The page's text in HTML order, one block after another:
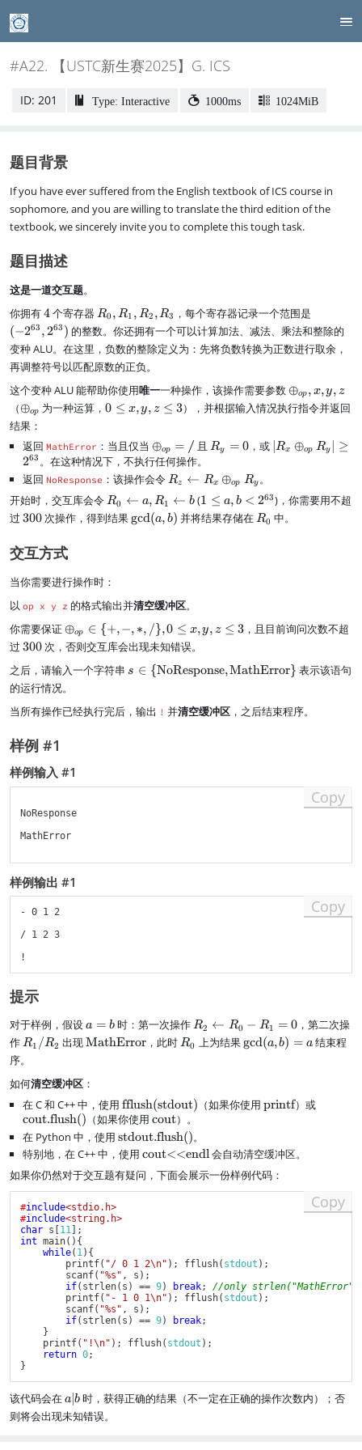
#A22. 【USTC新生赛2025】G. ICS
ID: 201 Type: Interactive 1000ms 1024MiB
题目背景
If you have ever suffered from the English textbook of ICS course in
sophomore, and you are willing to translate the third edition of the
textbook, we sincerely invite you to complete this tough task.
题目描述
这是一道交互题。
你拥有4
4个寄存器R
_
0,
R
_
1,
R
_
R
_
3
R0 , R1 , R2 , R3 ，每个寄存器记录一个范围是
-
2
^
3
}
3
(−263 ,263 ) 的整数。你还拥有一个可以计算加法、减法、乘法和整除的
变种 ALU。在这里，负数的整除定义为：先将负数转换为正数进行取余，
再调整符号以匹配原数的正负。
这个变种 ALU 能帮助你使用唯一一种操作，该操作需要参数 \
o
p
u
o
z
⊕op , x,y, z
（\
o
p
l
u
s
_
{
o
}
⊕op 为一种运算，0
e
x
,
y
,
z
3
0 ≤ x,y, z ≤ 3），并根据输入情况执行指令并返回
结果：
返回 MathError ：当且仅当 \
o
p
l
u
s
=
\
t
e
x
t
f
⊕op = / 且R
y
=
0
Ry = 0 ，或 |
\
o
o
p
R
_
\
∣Rx ⊕op Ry
≥
263 。在这种情况下，不执行任何操作。
返回 NoResponse ：该操作会令R
z
\l
w
R
_
x
\
l
o
Rz ← Rx ⊕op Ry 。
开始时，交互库会令R
_
0
a
rr
o
w
a,
_
ef
w
R0 ← a, R1 ← b (1
\l
e
6
1 ≤ a, b < 263)，你需要用不超
过3
0
300次操作，得到结果\
,
)
gcd(a, b) 并将结果存储在 R
R0 中。
交互方式
当你需要进行操作时：
以op x y z 的格式输出并清空缓冲区。
你需要保证 \
o
p
l
_
}
\i
\
{
,-
,/
x,
\l
e
3
⊕op ∈ {+, −, ∗, /},0 ≤ x, y, z ≤ 3，且目前询问次数不超
过3
0
300次，否则交互库会出现未知错误。
之后，请输入一个字符串s\
{
o
te
h
}
\
s ∈ {NoResponse,MathError} 表示该语句
的运行情况。
当所有操作已经执行完后，输出 ! 并清空缓冲区 ，之后结束程序。
样例 #1
样例输入 #1
NoResponse
MathError
Copy
样例输出 #1
- 0 1 2
/ 1 2 3
Copy
提示
对于样例，假设a
=
a = b时：第一次操作 R
2
t
a
o
w
R
_
1
=
0
R2 ← R0 − R1 = 0 ，第二次操
作R
1
/
R
_
2
R1 /R2 出现\t
M
at
h
E
rr
or
}
MathError ，此时R
R0 上为结果\
(
a,
=
a
gcd(a,b) = a结束程
序。
如何清空缓冲区 ：
在 C 和 C++ 中，使用 \
t
e
x
t
{
f
u
(
s
t
d
o
u
}
fflush(stdout) （如果你使用 \
x
t
{
p
f
printf）或\
o
u
s
cout.flush() （如果你使用 \
t
e
x
t
{
}
cout）。
在 Python 中，使用 \
t
x
t
s
o
u
.f
l
u
(
)
stdout.flush()。
特别地，在 C++ 中，使用 \
t
e
u
t
<
<
n
cout<<endl会自动清空缓冲区。
如果你仍然对于交互题有疑问，下面会展示一份样例代码：
#include<stdio.h>
#include<string.h>
char s [11] ;
int main( ) {
while( 1) {
printf( "/ 0 1 2\n" ) ; fflush( stdout ) ;
scanf( "%s" , s ) ;
if( strlen( s ) == 9) break;
//only
printf( "- 1 0 1\n" ) ; fflush( stdout ) ;
scanf( "%s" , s ) ;
if( strlen( s ) == 9) break;
}
printf( "!\n" ) ; fflush( stdout ) ;
return 0;
}
Copy
该代码会在a
|
b
a ∣b 时，获得正确的结果（不一定在正确的操作次数内）；否
则将会出现未知错误。